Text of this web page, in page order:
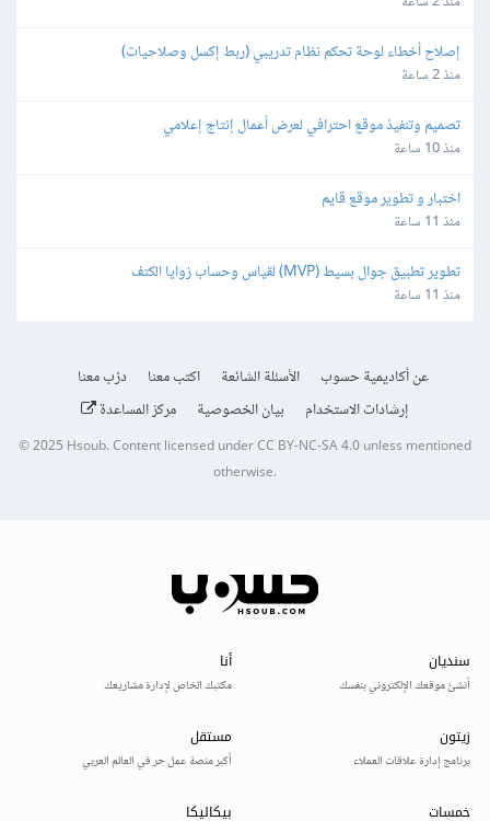
إصلاح أخطاء لوحة تحكم نظام تدريبي (ربط إكسل وصلاحيات)
منذ 2 ساعة
تصميم وتنفيذ موقع احترافي لعرض أعمال إنتاج إعلامي
منذ 10 ساعة
اختبار و تطوير موقع قايم
منذ 11 ساعة
تطوير تطبيق جوال بسيط (MVP) لقياس وحساب زوايا الكتف
منذ 11 ساعة
عن أكاديمية حسوب الأسئلة الشائعة اكتب معنا
درّب معنا
إرشادات الاستخدام
بيان الخصوصية مركز المساعدة
© 2025 Hsoub.Content licensed underCC BY-NC-SA 4.0unless mentioned
otherwise.